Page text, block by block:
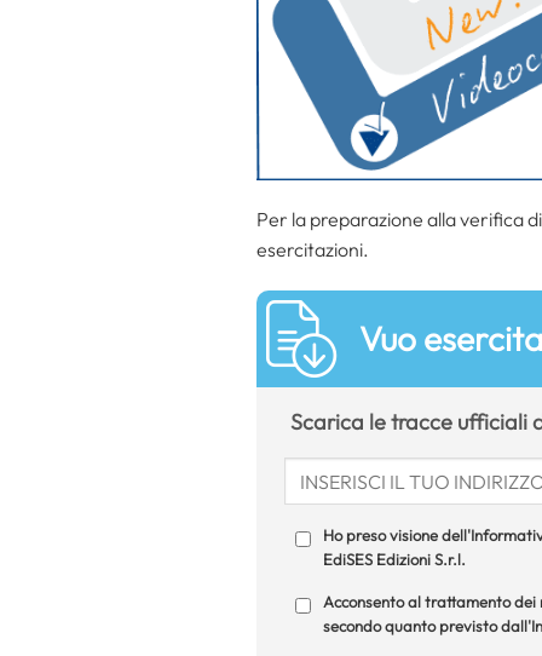
Per la preparazione allaverifica
esercitazioni.
Vuo
Scarica le tracce ufficiali
Ho preso visione
EdiSES Edizioni S.r.l.
Acconsento al trattamento
secondo quanto previsto